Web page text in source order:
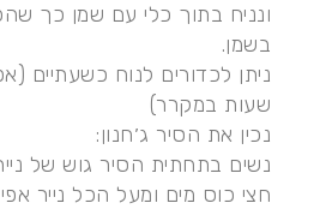
ונניח בתוך כלי עם שמן כך
בשמן.
ניתן לכדורים לנוח כשעתיים
שעות במקרר)
נכין את הסיר ג׳חנון:
נשים בתחתית הסיר גוש של
חצי כוס מים ומעל הכל נייר